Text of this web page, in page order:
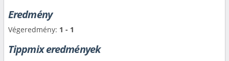
Eredmény
Végeredmény: 1 - 1
Tippmix eredmények